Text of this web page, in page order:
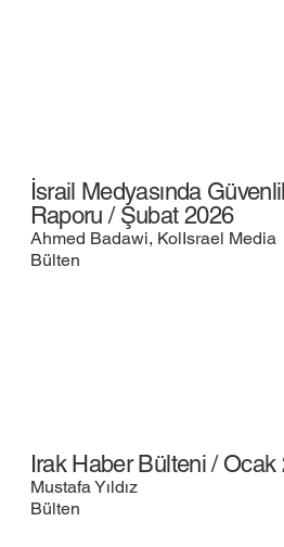
İsrail Medyasında
Raporu / Şubat 2026
Ahmed Badawi, KolIsrael Media
Bülten
Irak Haber Bülteni / Ocak
Mustafa Yıldız
Bülten